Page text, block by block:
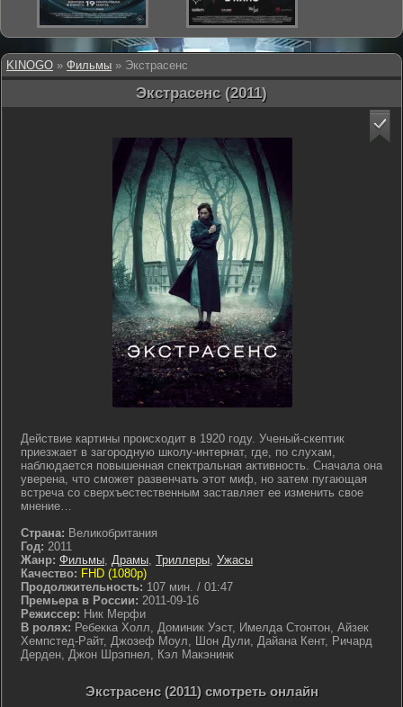
KINOGO » Фильмы » Экстрасенс
Экстрасенс (2011)
Действие картины происходит в 1920 году. Ученый-скептик
приезжает в загородную школу-интернат, где, по слухам,
наблюдается повышенная спектральная активность. Сначала она
уверена, что сможет развенчать этот миф, но затем пугающая
встреча со сверхъестественным заставляет ее изменить свое
мнение…
Страна: Великобритания
Год: 2011
Жанр: Фильмы, Драмы, Триллеры, Ужасы
Качество: FHD (1080p)
Продолжительность: 107 мин. / 01:47
Премьера в России: 2011-09-16
Режиссер: Ник Мерфи
В ролях: Ребекка Холл, Доминик Уэст, Имелда Стонтон, Айзек
Хемпстед-Райт, Джозеф Моул, Шон Дули, Дайана Кент, Ричард
Дерден, Джон Шрэпнел, Кэл Макэнинк
Экстрасенс (2011) смотреть онлайн